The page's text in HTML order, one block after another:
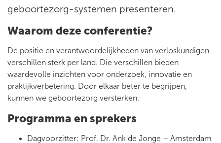
geboortezorg-systemen presenteren.
Waarom deze conferentie?
De positie en verantwoordelijkheden van verloskundigen
verschillen sterk per land. Die verschillen bieden
waardevolle inzichten voor onderzoek, innovatie en
praktijkverbetering. Door elkaar beter te begrijpen,
kunnen we geboortezorg versterken.
Programma en sprekers
Dagvoorzitter: Prof. Dr. Ank de Jonge – Amsterdam